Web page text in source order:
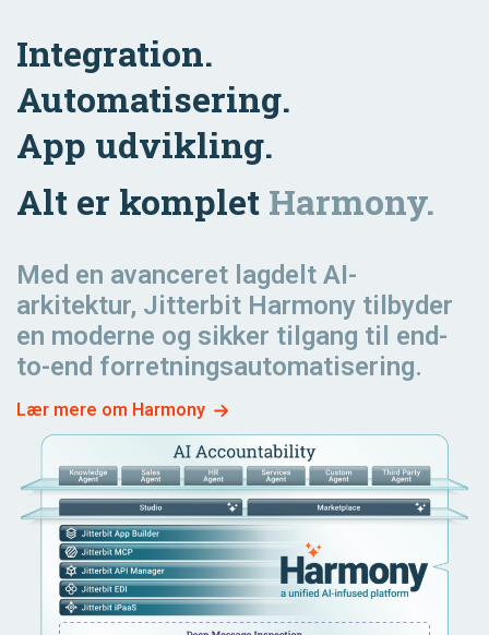
& Logistics
Marketing
Order to
Fulfillment
Integration.
Automatisering.
App udvikling.
Alt er komplet Harmony.
Med en avanceret lagdelt AI-
arkitektur, Jitterbit Harmony tilbyder
en moderne og sikker tilgang til end-
to-end forretningsautomatisering.
Lær mere om Harmony